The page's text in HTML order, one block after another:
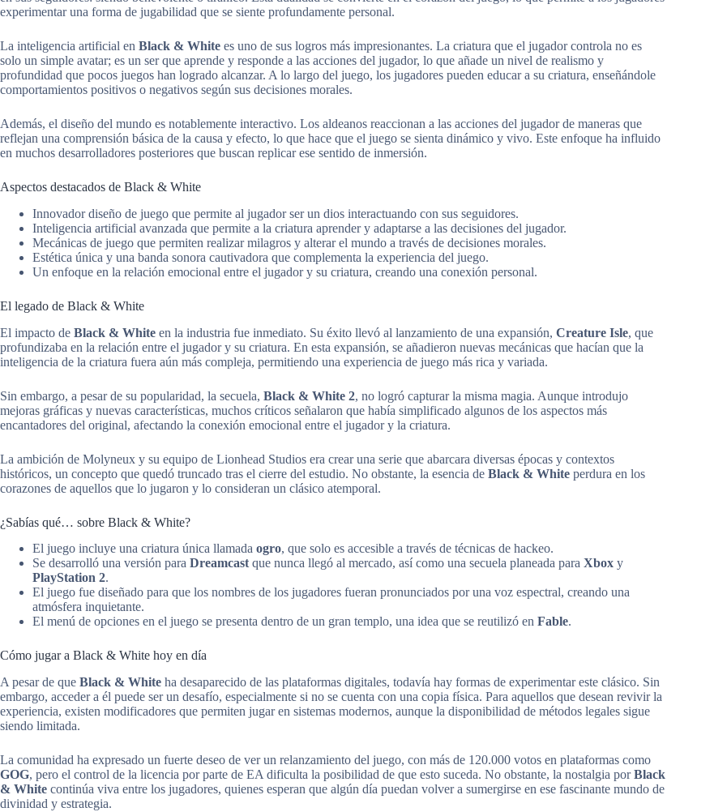
experimentar una forma de jugabilidad que se siente profundamente personal.
La inteligencia artificial en Black & White es uno de sus logros más impresionantes. La criatura que el jugador controla no es
solo un simple avatar; es un ser que aprende y responde a las acciones del jugador, lo que añade un nivel de realismo y
profundidad que pocos juegos han logrado alcanzar. A lo largo del juego, los jugadores pueden educar a su criatura, enseñándole
comportamientos positivos o negativos según sus decisiones morales.
Además, el diseño del mundo es notablemente interactivo. Los aldeanos reaccionan a las acciones del jugador de maneras que
reflejan una comprensión básica de la causa y efecto, lo que hace que el juego se sienta dinámico y vivo. Este enfoque ha influido
en muchos desarrolladores posteriores que buscan replicar ese sentido de inmersión.
Aspectos destacados de Black & White
Innovador diseño de juego que permite al jugador ser un dios interactuando con sus seguidores.
Inteligencia artificial avanzada que permite a la criatura aprender y adaptarse a las decisiones del jugador.
Mecánicas de juego que permiten realizar milagros y alterar el mundo a través de decisiones morales.
Estética única y una banda sonora cautivadora que complementa la experiencia del juego.
Un enfoque en la relación emocional entre el jugador y su criatura, creando una conexión personal.
El legado de Black & White
El impacto de Black & White en la industria fue inmediato. Su éxito llevó al lanzamiento de una expansión, Creature Isle, que
profundizaba en la relación entre el jugador y su criatura. En esta expansión, se añadieron nuevas mecánicas que hacían que la
inteligencia de la criatura fuera aún más compleja, permitiendo una experiencia de juego más rica y variada.
Sin embargo, a pesar de su popularidad, la secuela, Black & White 2, no logró capturar la misma magia. Aunque introdujo
mejoras gráficas y nuevas características, muchos críticos señalaron que había simplificado algunos de los aspectos más
encantadores del original, afectando la conexión emocional entre el jugador y la criatura.
La ambición de Molyneux y su equipo de Lionhead Studios era crear una serie que abarcara diversas épocas y contextos
históricos, un concepto que quedó truncado tras el cierre del estudio. No obstante, la esencia de Black & White perdura en los
corazones de aquellos que lo jugaron y lo consideran un clásico atemporal.
¿Sabías qué… sobre Black & White?
El juego incluye una criatura única llamada ogro, que solo es accesible a través de técnicas de hackeo.
Se desarrolló una versión para Dreamcastque nunca llegó al mercado, así como una secuela planeada para Xbox y
PlayStation 2.
El juego fue diseñado para que los nombres de los jugadores fueran pronunciados por una voz espectral, creando una
atmósfera inquietante.
El menú de opciones en el juego se presenta dentro de un gran templo, una idea que se reutilizó en Fable.
Cómo jugar a Black & White hoy en día
A pesar de que Black & White ha desaparecido de las plataformas digitales, todavía hay formas de experimentar este clásico. Sin
embargo, acceder a él puede ser un desafío, especialmente si no se cuenta con una copia física. Para aquellos que desean revivir la
experiencia, existen modificadores que permiten jugar en sistemas modernos, aunque la disponibilidad de métodos legales sigue
siendo limitada.
La comunidad ha expresado un fuerte deseo de ver un relanzamiento del juego, con más de 120.000 votos en plataformas como
GOG, pero el control de la licencia por parte de EA dificulta la posibilidad de que esto suceda. No obstante, la nostalgia porBlack
& White continúa viva entre los jugadores, quienes esperan que algún día puedan volver a sumergirse en ese fascinante mundo de
divinidad y estrategia.